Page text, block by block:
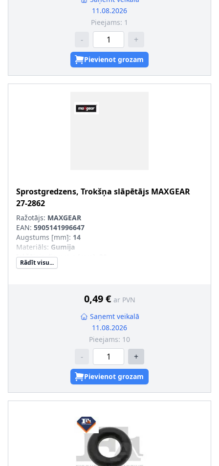
11.08.2026
Pieejams: 1
- +
Pievienot grozam
Sprostgredzens, Trokšņa slāpētājs MAXGEAR
27-2862
Ražotājs: MAXGEAR
EAN: 5905141996647
Augstums [mm]: 14
Materiāls: Gumija
Iekšējais diametrs [mm]
Ārējais diametrs [mm]
Rādīt visu...
0,49 € ar PVN
Saņemt veikalā
11.08.2026
Pieejams: 10
- +
Pievienot grozam